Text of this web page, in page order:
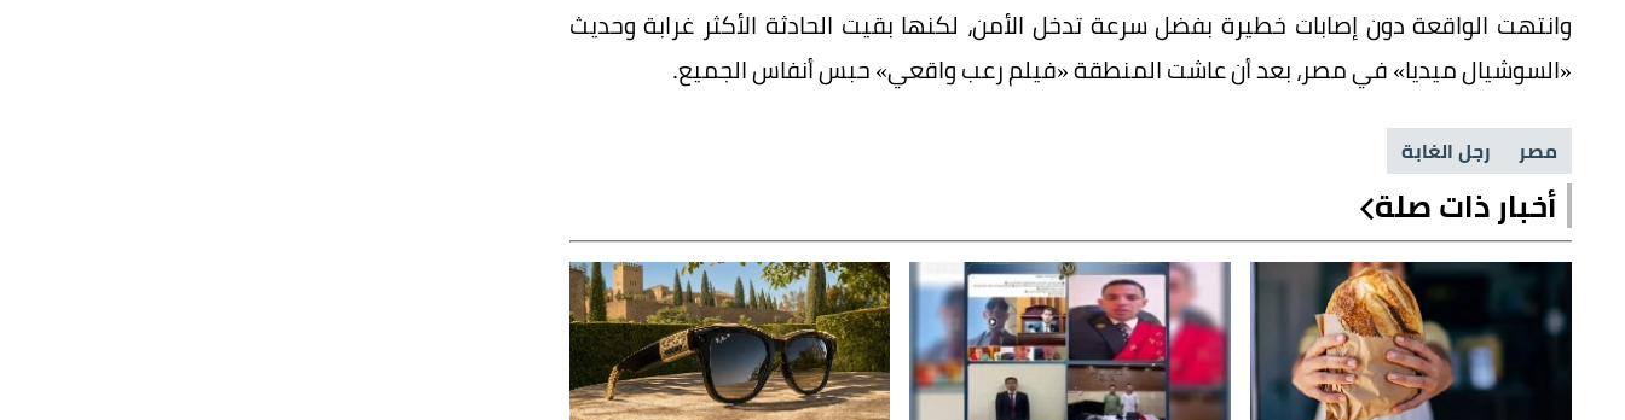
وانتهت الواقعة دون إصابات خطيرة بفضل سرعة تدخل الأمن، لكنها بقيت الحادثة الأكثر غرابة وحديث
«السوشيال ميديا» في مصر، بعد أن عاشت المنطقة «فيلم رعب واقعي» حبس أنفاس الجميع.
مصر رجل الغابة
أخبار ذات صلة